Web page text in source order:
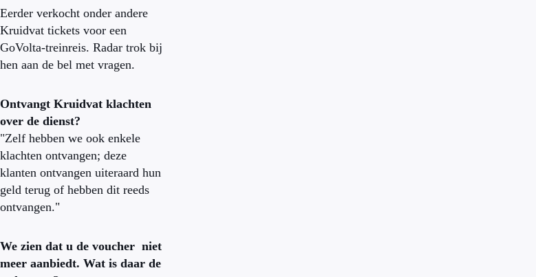
Eerder verkocht onder andere
Kruidvat tickets voor een
GoVolta-treinreis. Radar trok bij
hen aan de bel met vragen.
Ontvangt Kruidvat klachten
over de dienst?
"Zelf hebben we ook enkele
klachten ontvangen; deze
klanten ontvangen uiteraard hun
geld terug of hebben dit reeds
ontvangen."
We zien dat u de voucher niet
meer aanbiedt. Wat is daar de